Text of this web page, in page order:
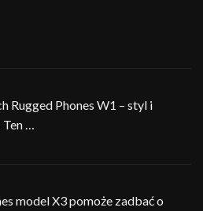
Rugged Phones W1 – styl i
…
model X3 pomoże zadbać o